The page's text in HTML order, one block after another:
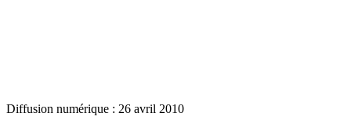
Diffusion numérique : 26 avril 2010